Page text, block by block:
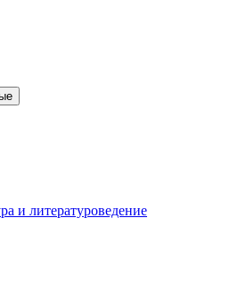
и литературоведение